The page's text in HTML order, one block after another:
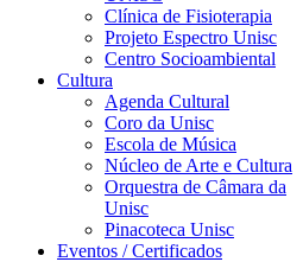
Clínica de Fisioterapia
Projeto Espectro Unisc
Centro Socioambiental
Cultura
Agenda Cultural
Coro da Unisc
Escola de Música
Núcleo de Arte e Cultura
Orquestra de Câmara da
Unisc
Pinacoteca Unisc
Eventos / Certificados